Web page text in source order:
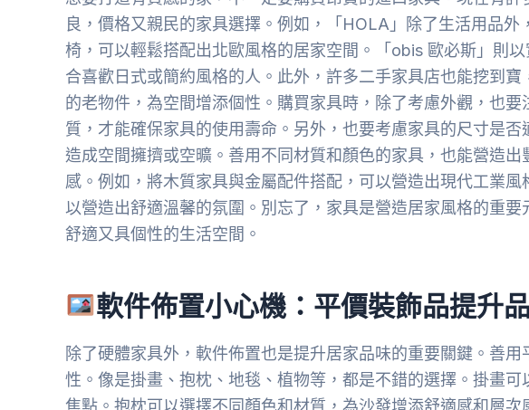
良，價格又親民的家具選擇。例如，「HOLA」除了生活用品
椅，可以輕鬆搭配出北歐風格的居家空間。「obis 歐必斯」則
合喜歡日式或簡約風格的人。此外，許多二手家具店也能挖到
的老物件，為空間增添個性。購買家具時，除了考慮外觀，也
質，才能確保家具的使用壽命。另外，也要考慮家具的尺寸是否
造成空間擁擠或空曠。善用不同材質和顏色的家具，也能營造
感。例如，將木質家具與金屬配件搭配，可以營造出現代工業
以營造出舒適溫馨的氛圍。別忘了，家具是營造居家風格的重
舒適又具個性的生活空間。
軟件佈置小心機：平價裝飾品提升
除了硬體家具外，軟件佈置也是提升居家品味的重要關鍵。善
性。像是掛畫、抱枕、地毯、植物等，都是不錯的選擇。掛畫
焦點。抱枕可以選擇不同顏色和材質，為沙發增添舒適感和層